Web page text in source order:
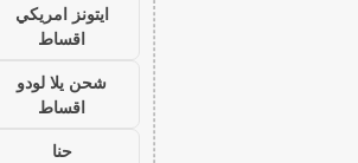
ايتونز امريكي
اقساط
شحن يلا لودو
اقساط
حنا